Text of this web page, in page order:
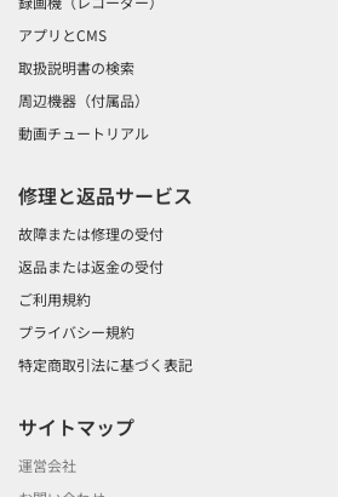
アプリとCMS
取扱説明書の検索
周辺機器（付属品）
動画チュートリアル
修理と返品サービス
故障または修理の受付
返品または返金の受付
ご利用規約
プライバシー規約
特定商取引法に基づく表記
サイトマップ
運営会社